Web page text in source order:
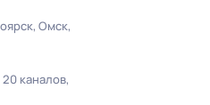
Омск
20 каналов